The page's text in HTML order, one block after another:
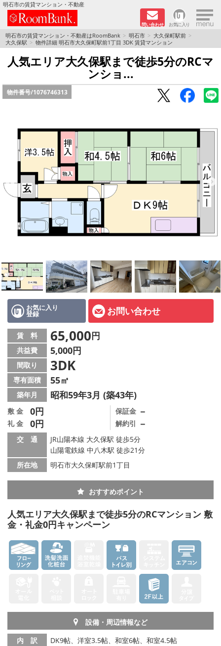
明石市の賃貸マンション・不動産
問い合わせ お気に入り ×
TOPページ
分譲マンションシリーズ
リノベーション物件
オートロック付き物件特集
路線·駅から探す
地域から探す
地図から探す
オーナー様へ
LINE公式アカウント
店舗情報·アクセス
会社概要
メールでお問い合わせ
明石市の賃貸マンション・不動産はRoomBank 明石市
大久保町駅前
大久保駅
物件詳細 明石市大久保町駅前1丁目 3DK 賃貸マンション
人気エリア大久保駅まで徒歩5分のRCマ
ンショ...
物件番号/1076746313
お気に入り
登録 お問い合わせ
賃 料 65,000円
共益費 5,000円
間取り 3DK
専有面積 55㎡
築年月 昭和59年3月 (築43年)
敷 金 0円
礼 金 0円
保証金 －
解約引 －
交 通
JR山陽本線 大久保駅 徒歩5分
山陽電鉄線 中八木駅 徒歩21分
所在地
明石市大久保町駅前1丁目
おすすめポイント
人気エリア大久保駅まで徒歩5分のRCマンション 敷
金・礼金0円キャンペーン
設備・周辺情報など
内 訳
DK9帖、洋室3.5帖、和室6帖、和室4.5帖